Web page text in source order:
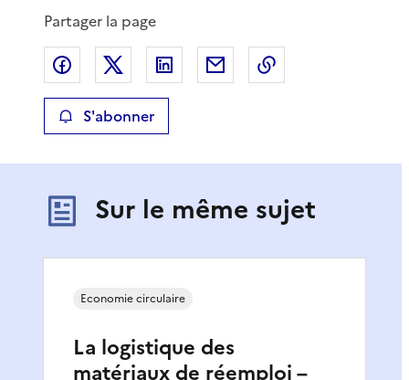
Partager la page
Partager sur Facebook
Partager sur XPartager sur LinkedIn
Partager par email
S'abonner
Sur le même sujet
La logistique des
matériaux de réemploi –
Economie circulaire